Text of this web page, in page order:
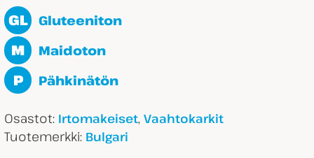
GL Gluteeniton
M Maidoton
P Pähkinätön
Osastot: Irtomakeiset, Vaahtokarkit
Tuotemerkki: Bulgari